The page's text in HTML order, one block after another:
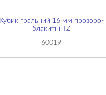
Кубик гральний 16 мм прозоро-
блакитні TZ
60019